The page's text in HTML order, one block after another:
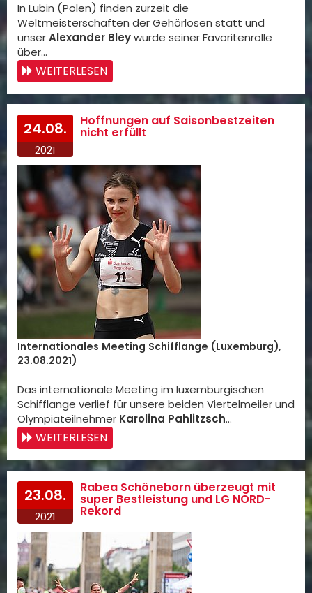
In Lubin (Polen) finden zurzeit die
Weltmeisterschaften der Gehörlosen statt und
unserAlexander Bleywurde seiner Favoritenrolle
über…
WEITERLESEN
24.08.
2021
Hoffnungen auf Saisonbestzeiten
nicht erfüllt
Internationales Meeting Schifflange (Luxemburg),
23.08.2021)
Das internationale Meeting im luxemburgischen
Schifflange verlief für unsere beiden Viertelmeiler und
Olympiateilnehmer Karolina Pahlitzsch…
WEITERLESEN
23.08.
2021
Rabea Schöneborn überzeugt mit
super Bestleistung und LG NORD-
Rekord